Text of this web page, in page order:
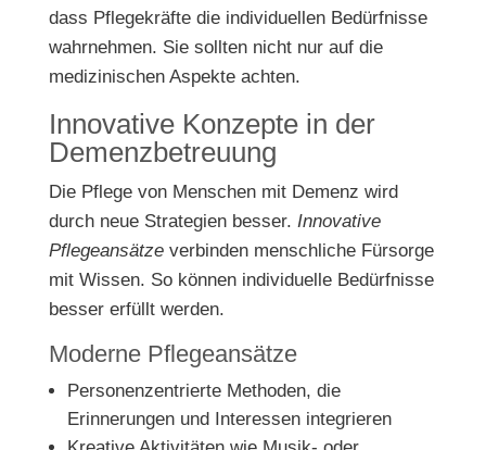
dass Pflegekräfte die individuellen Bedürfnisse
wahrnehmen. Sie sollten nicht nur auf die
medizinischen Aspekte achten.
Innovative Konzepte in der
Demenzbetreuung
Die Pflege von Menschen mit Demenz wird
durch neue Strategien besser. Innovative
Pflegeansätzeverbinden menschliche Fürsorge
mit Wissen. So können individuelle Bedürfnisse
besser erfüllt werden.
Moderne Pflegeansätze
Personenzentrierte Methoden, die
Erinnerungen und Interessen integrieren